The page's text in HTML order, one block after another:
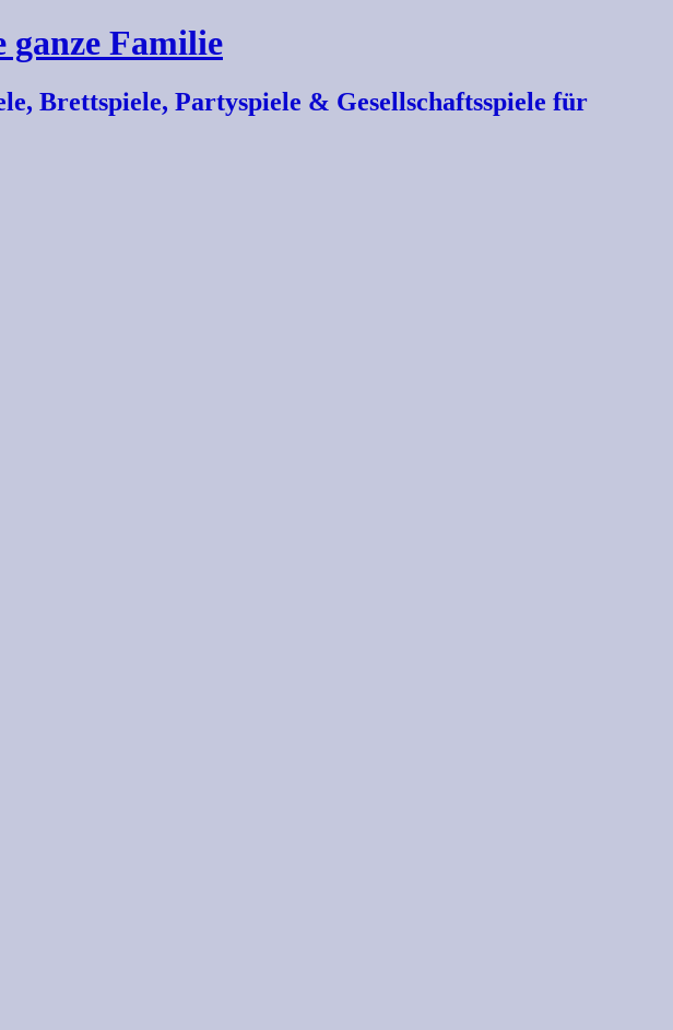
ganze Familie
Brettspiele, Partyspiele & Gesellschaftsspiele für